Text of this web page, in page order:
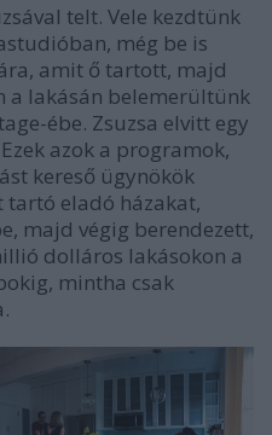
telt. Vele kezdtünk
még be is
amit ő tartott, majd
a lakásán belemerültünk
ébe. Zsuzsa elvitt egy
azok a programok,
kereső ügynökök
eladó házakat,
majd végig berendezett,
dolláros lakásokon a
mintha csak